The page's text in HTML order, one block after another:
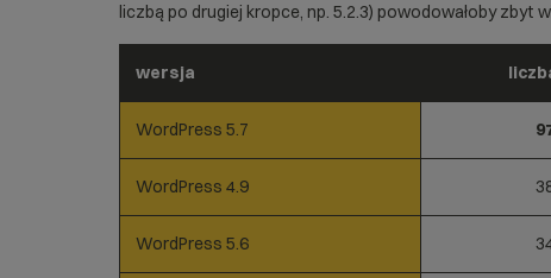
liczbą po drugiej kropce, np. 5.2.3) powodowałoby zbyt
wersja
WordPress 5.7
WordPress 4.9
WordPress 5.6